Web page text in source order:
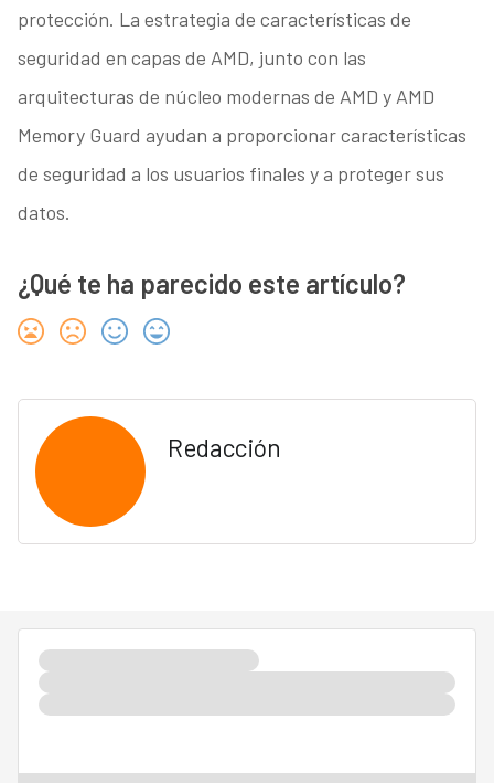
protección. La estrategia de características de
seguridad en capas de AMD, junto con las
arquitecturas de núcleo modernas de AMD y AMD
Memory Guard ayudan a proporcionar características
de seguridad a los usuarios finales y a proteger sus
datos.
¿Qué te ha parecido este artículo?
Redacción